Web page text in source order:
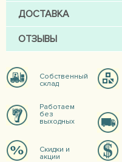
ДОСТАВКА
ОТЗЫВЫ
Собственный
склад
Работаем
без
выходных
Скидки и
акции